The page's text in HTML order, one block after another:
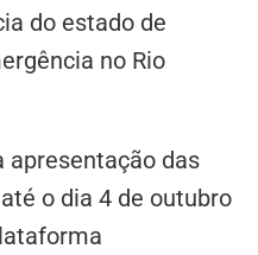
do estado de
no Rio
apresentação das
o dia 4 de outubro